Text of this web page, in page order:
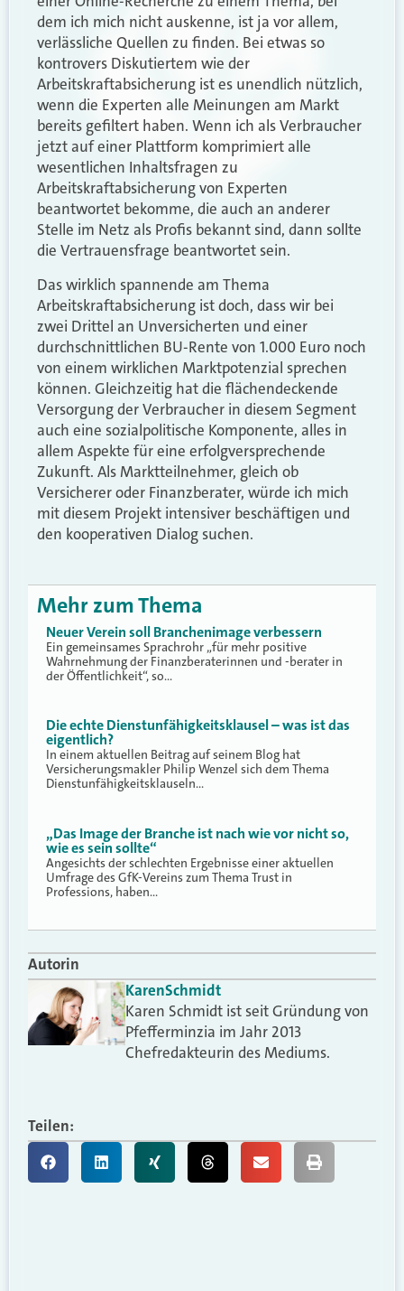
dem ich mich nicht auskenne, ist ja vor allem,
verlässliche Quellen zu finden. Bei etwas so
kontrovers Diskutiertem wie der
Arbeitskraftabsicherung ist es unendlich nützlich,
wenn die Experten alle Meinungen am Markt
bereits gefiltert haben. Wenn ich als Verbraucher
jetzt auf einer Plattform komprimiert alle
wesentlichen Inhaltsfragen zu
Arbeitskraftabsicherung von Experten
beantwortet bekomme, die auch an anderer
Stelle im Netz als Profis bekannt sind, dann sollte
die Vertrauensfrage beantwortet sein.
Das wirklich spannende am Thema
Arbeitskraftabsicherung ist doch, dass wir bei
zwei Drittel an Unversicherten und einer
durchschnittlichen BU-Rente von 1.000 Euro noch
von einem wirklichen Marktpotenzial sprechen
können. Gleichzeitig hat die flächendeckende
Versorgung der Verbraucher in diesem Segment
auch eine sozialpolitische Komponente, alles in
allem Aspekte für eine erfolgversprechende
Zukunft. Als Marktteilnehmer, gleich ob
Versicherer oder Finanzberater, würde ich mich
mit diesem Projekt intensiver beschäftigen und
den kooperativen Dialog suchen.
Mehr zum Thema
Neuer Verein soll Branchenimage verbessern
Ein gemeinsames Sprachrohr „für mehr positive
Wahrnehmung der Finanzberaterinnen und -berater in
der Öffentlichkeit“, so…
Die echte Dienstunfähigkeitsklausel – was ist das
eigentlich?
In einem aktuellen Beitrag auf seinem Blog hat
Versicherungsmakler Philip Wenzel sich dem Thema
Dienstunfähigkeitsklauseln…
„Das Image der Branche ist nach wie vor nicht so,
wie es sein sollte“
Angesichts der schlechten Ergebnisse einer aktuellen
Umfrage des GfK-Vereins zum Thema Trust in
Professions, haben…
Autorin
KarenSchmidt
Karen Schmidt ist seit Gründung von
Pfefferminzia im Jahr 2013
Chefredakteurin des Mediums.
Teilen: